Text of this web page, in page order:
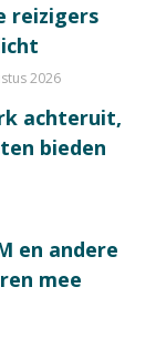
reizigers
2026
achteruit,
bieden
en andere
mee